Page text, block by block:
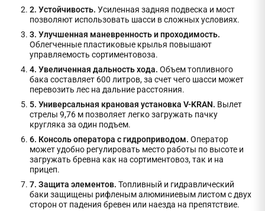
2. Устойчивость. Усиленная задняя подвеска и мост
позволяют использовать шасси в сложных условиях.
3. Улучшенная маневренность и проходимость.
Облегченные пластиковые крылья повышают
управляемость сортиментовоза.
4. Увеличенная дальность хода. Объем топливного
бака составляет 600 литров, за счет чего шасси может
перевозить лес на дальние расстояния.
5. Универсальная крановая установка V-KRAN. Вылет
стрелы 9,76 м позволяет легко загружать пачку
кругляка за один подъем.
6. Консоль оператора с гидроприводом. Оператор
может удобно регулировать место работы по высоте и
загружать бревна как на сортиментовоз, так и на
прицеп.
7. Защита элементов. Топливный и гидравлический
баки защищены рифленым алюминиевым листом с двух
сторон от падения бревен или наезда на препятствие.